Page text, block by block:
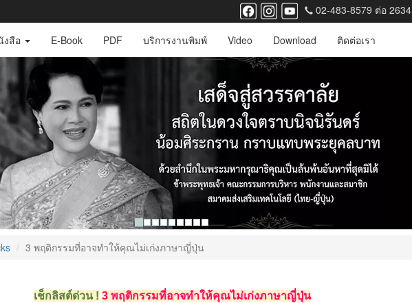
02-483-8579 ต่อ 2634
งสือ E-Book PDF บริการงานพิมพ์ Video Download ติดต่อเรา
3 พฤติกรรมที่อาจทำให้คุณไม่เก่งภาษาญี่ปุ่น
เช็กลิสต์ด่วน ! 3 พฤติกรรมที่อาจทำให้คุณไม่เก่งภาษาญี่ปุ่น